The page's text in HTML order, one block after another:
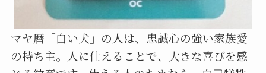
マヤ暦「白い犬」の人は、忠誠心の強い家族愛
の持ち主。人に仕えることで、大きな喜びを感